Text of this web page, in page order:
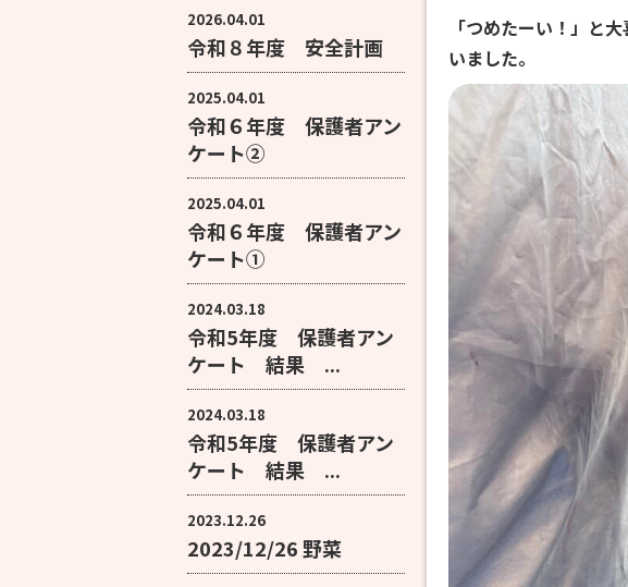
2026.04.01
令和８年度 安全計画
2025.04.01
令和６年度 保護者アン
ケート②
2025.04.01
令和６年度 保護者アン
ケート①
2024.03.18
令和5年度 保護者アン
ケート 結果 ...
2024.03.18
令和5年度 保護者アン
ケート 結果 ...
2023.12.26
2023/12/26 野菜
「つめたーい！」と
いました。